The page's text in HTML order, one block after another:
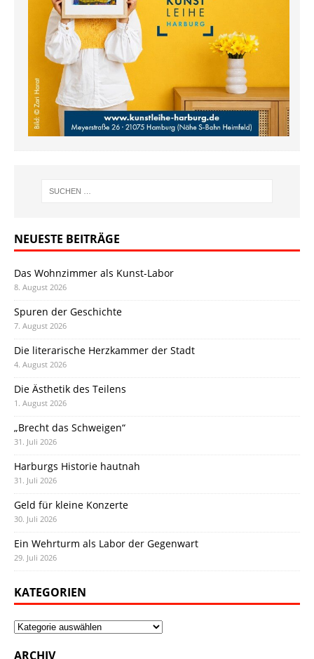
NEUESTE BEITRÄGE
Das Wohnzimmer als Kunst-Labor
8. August 2026
Spuren der Geschichte
7. August 2026
Die literarische Herzkammer der Stadt
4. August 2026
Die Ästhetik des Teilens
1. August 2026
„Brecht das Schweigen“
31. Juli 2026
Harburgs Historie hautnah
31. Juli 2026
Geld für kleine Konzerte
30. Juli 2026
Ein Wehrturm als Labor der Gegenwart
29. Juli 2026
KATEGORIEN
Kategorien
ARCHIV